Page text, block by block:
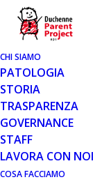
CHI SIAMO
PATOLOGIA
STORIA
TRASPARENZA
GOVERNANCE
STAFF
LAVORA CON NOI
COSA FACCIAMO
AREA SCIENZA
30 SET 2021
UN